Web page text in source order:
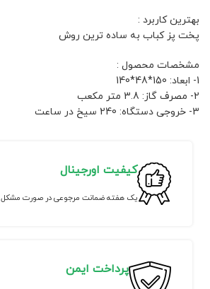
بهترین کاربرد :
پخت پز کباب به ساده ترین روش
مشخصات محصول :
1- ابعاد: 150*48*140
2- مصرف گاز: 3.8 متر مکعب
3- خروجی دستگاه: 240 سیخ در ساعت
کیفیت اورجینال
یک هفته ضمانت مرجوعی در صورت مشکل
پرداخت ایمن